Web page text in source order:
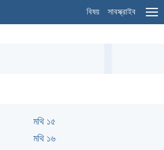
বিষয় সাবস্ক্রাইব
মথি ১৫
মথি ১৬